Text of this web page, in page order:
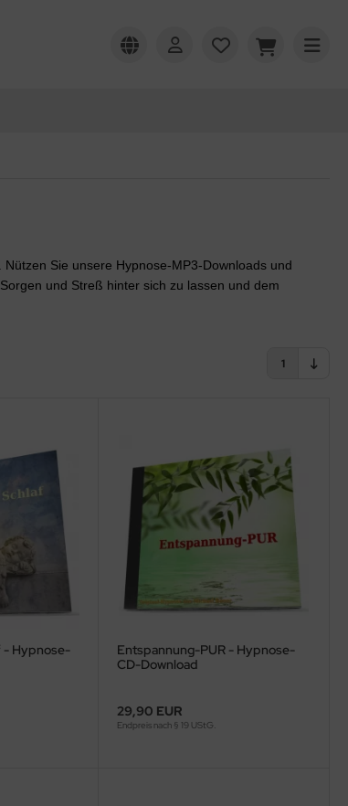
Nützen Sie unsere Hypnose-MP3-Downloads und
und Streß hinter sich zu lassen und dem
1
- Hypnose-
Entspannung-PUR - Hypnose-
CD-Download
29,90 EUR
Endpreis nach § 19 UStG.